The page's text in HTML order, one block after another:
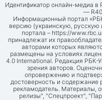
Идентификатор онлайн-медиа в
—
Информационный портал
версию (украинскую, русскую
портала – https://
принадлежат их
авторами которых
размещены на условиях
4.0 International. Редакция РБК-
зрения авторов.
опровержению и
достоверность и содержание
рекламодатель. Материалы,
релизы", "Спецпроект",